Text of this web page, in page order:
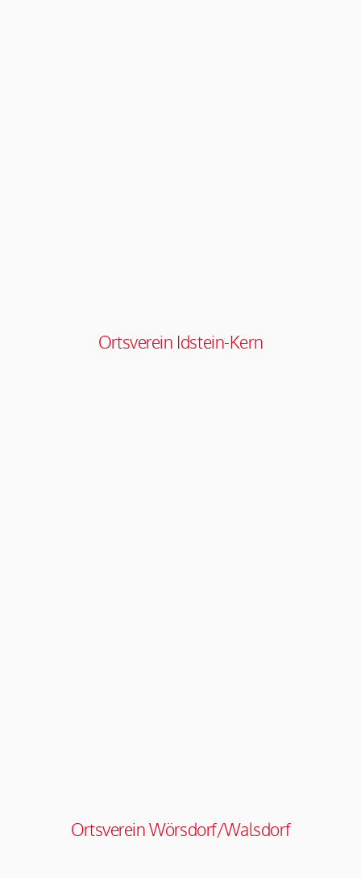
Ortsverein Idstein-Kern
Ortsverein Wörsdorf/Walsdorf